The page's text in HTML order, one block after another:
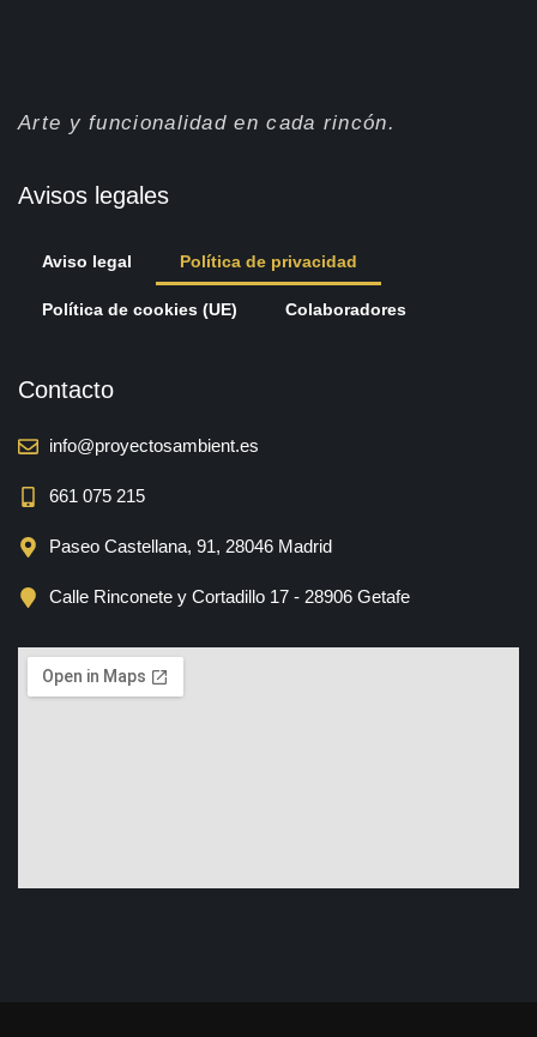
Arte y funcionalidad en cada rincón.
Avisos legales
Aviso legal Política de privacidad
Política de cookies (UE) Colaboradores
Contacto
info@proyectosambient.es
661 075 215
Paseo Castellana, 91, 28046 Madrid
Calle Rinconete y Cortadillo 17 - 28906 Getafe